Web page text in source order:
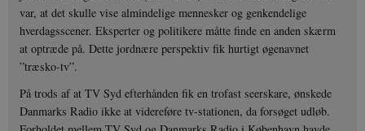
var, at det skulle vise almindelige mennesker og genkendelige
hverdagsscener. Eksperter og politikere måtte finde en anden skærm
at optræde på. Dette jordnære perspektiv fik hurtigt øgenavnet
”træsko-tv”.
På trods af at TV Syd efterhånden fik en trofast seerskare, ønskede
Danmarks Radio ikke at videreføre tv-stationen, da forsøget udløb.